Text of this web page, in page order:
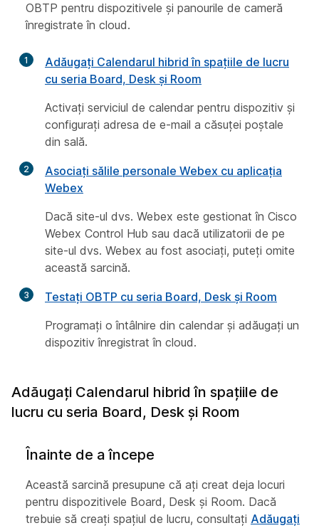
OBTP pentru dispozitivele și panourile de cameră
înregistrate în cloud.
1
Adăugați Calendarul hibrid în spațiile de lucru
cu seria Board, Desk și Room
Activați serviciul de calendar pentru dispozitiv și
configurați adresa de e-mail a căsuței poștale
din sală.
2
Asociați sălile personale Webex cu aplicația
Webex
Dacă site-ul dvs. Webex este gestionat în Cisco
Webex Control Hub sau dacă utilizatorii de pe
site-ul dvs. Webex au fost asociați, puteți omite
această sarcină.
3
Testați OBTP cu seria Board, Desk și Room
Programați o întâlnire din calendar și adăugați un
dispozitiv înregistrat în cloud.
Adăugați Calendarul hibrid în spațiile de
lucru cu seria Board, Desk și Room
Înainte de a începe
Această sarcină presupune că ați creat deja locuri
pentru dispozitivele Board, Desk și Room. Dacă
trebuie să creați spațiul de lucru, consultați Adăugați